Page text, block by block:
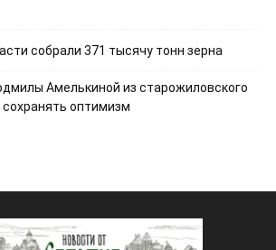
собрали 371 тысячу тонн зерна
Амелькиной из старожиловского
оптимизм